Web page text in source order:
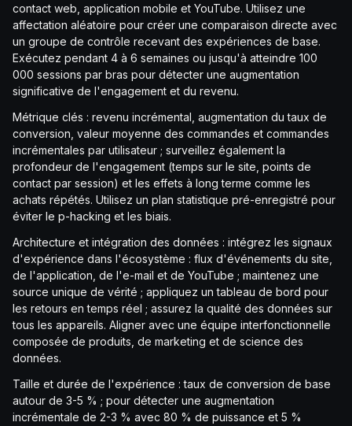
contact web, application mobile et YouTube. Utilisez une
affectation aléatoire pour créer une comparaison directe avec
un groupe de contrôle recevant des expériences de base.
Exécutez pendant 4 à 6 semaines ou jusqu'à atteindre 100
000 sessions par bras pour détecter une augmentation
significative de l'engagement et du revenu.
Métrique clés : revenu incrémental, augmentation du taux de
conversion, valeur moyenne des commandes et commandes
incrémentales par utilisateur ; surveillez également la
profondeur de l'engagement (temps sur le site, points de
contact par session) et les effets à long terme comme les
achats répétés. Utilisez un plan statistique pré-enregistré pour
éviter le p-hacking et les biais.
Architecture et intégration des données : intégrez les signaux
d'expérience dans l'écosystème : flux d'événements du site,
de l'application, de l'e-mail et de YouTube ; maintenez une
source unique de vérité ; appliquez un tableau de bord pour
les retours en temps réel ; assurez la qualité des données sur
tous les appareils. Aligner avec une équipe interfonctionnelle
composée de produits, de marketing et de science des
données.
Taille et durée de l'expérience : taux de conversion de base
autour de 3-5 % ; pour détecter une augmentation
incrémentale de 2-3 % avec 80 % de puissance et 5 %